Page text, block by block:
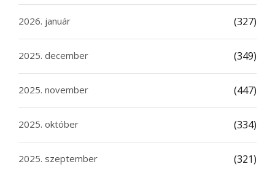
2026. január (327)
2025. december (349)
2025. november (447)
2025. október (334)
2025. szeptember (321)